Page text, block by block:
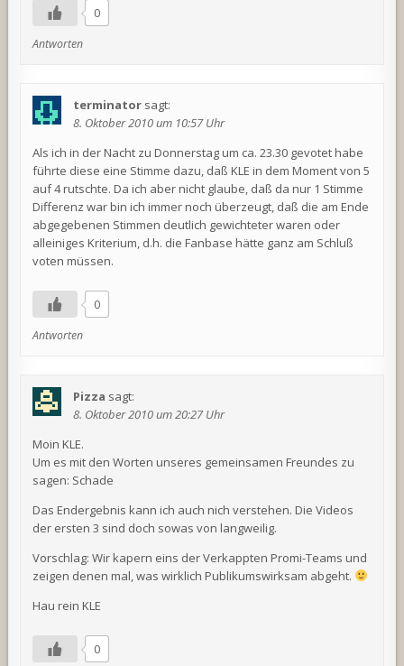
0
Antworten
terminator sagt:
8. Oktober 2010 um 10:57 Uhr
Als ich in der Nacht zu Donnerstag um ca. 23.30 gevotet habe
führte diese eine Stimme dazu, daß KLE in dem Moment von 5
auf 4 rutschte. Da ich aber nicht glaube, daß da nur 1 Stimme
Differenz war bin ich immer noch überzeugt, daß die am Ende
abgegebenen Stimmen deutlich gewichteter waren oder
alleiniges Kriterium, d.h. die Fanbase hätte ganz am Schluß
voten müssen.
0
Antworten
Pizza sagt:
8. Oktober 2010 um 20:27 Uhr
Moin KLE.
Um es mit den Worten unseres gemeinsamen Freundes zu
sagen: Schade
Das Endergebnis kann ich auch nich verstehen. Die Videos
der ersten 3 sind doch sowas von langweilig.
Vorschlag: Wir kapern eins der Verkappten Promi-Teams und
zeigen denen mal, was wirklich Publikumswirksam abgeht.
Hau rein KLE
0